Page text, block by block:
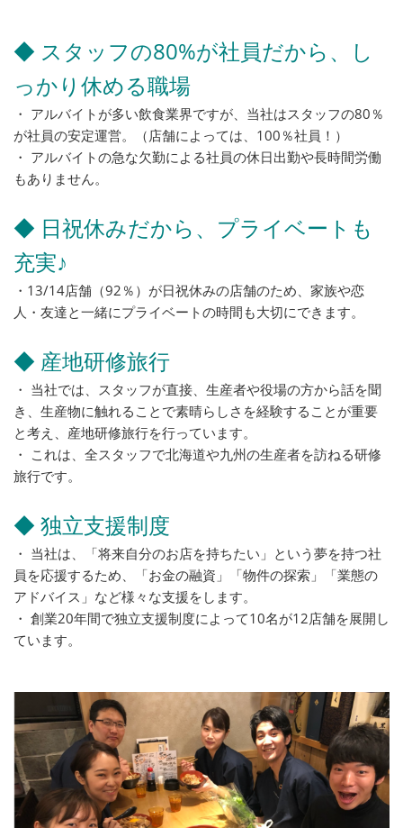
◆ スタッフの80%が社員だから、し
っかり休める職場
・ アルバイトが多い飲食業界ですが、当社はスタッフの80％
が社員の安定運営。（店舗によっては、100％社員！）
・ アルバイトの急な欠勤による社員の休日出勤や長時間労働
もありません。
◆ 日祝休みだから、プライベートも
充実♪
・13/14店舗（92％）が日祝休みの店舗のため、家族や恋
人・友達と一緒にプライベートの時間も大切にできます。
◆ 産地研修旅行
・ 当社では、スタッフが直接、生産者や役場の方から話を聞
き、生産物に触れることで素晴らしさを経験することが重要
と考え、産地研修旅行を行っています。
・ これは、全スタッフで北海道や九州の生産者を訪ねる研修
旅行です。
◆ 独立支援制度
・ 当社は、「将来自分のお店を持ちたい」という夢を持つ社
員を応援するため、「お金の融資」「物件の探索」「業態の
アドバイス」など様々な支援をします。
・ 創業20年間で独立支援制度によって10名が12店舗を展開し
ています。